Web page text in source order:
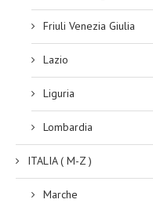
Friuli Venezia Giulia
Lazio
Liguria
Lombardia
ITALIA ( M-Z )
Marche